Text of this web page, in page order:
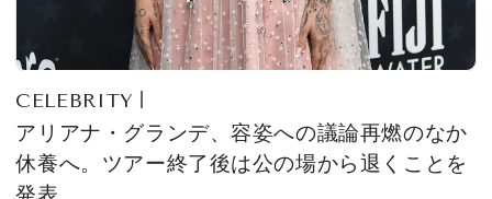
CELEBRITY
アリアナ・グランデ、容姿への議論再燃のなか
休養へ。ツアー終了後は公の場から退くことを
発表